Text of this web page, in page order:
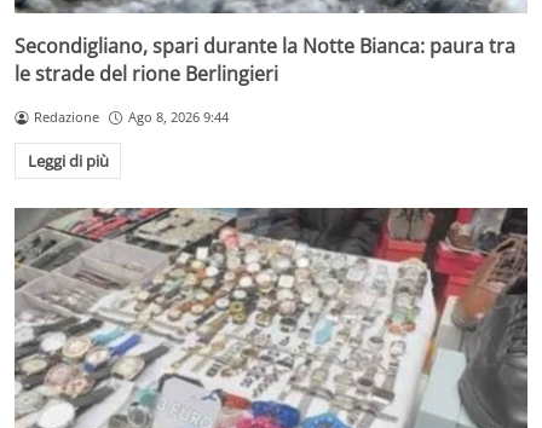
Secondigliano, spari durante la Notte Bianca: paura tra
le strade del rione Berlingieri
Redazione Ago 8, 2026 9:44
Leggi di più